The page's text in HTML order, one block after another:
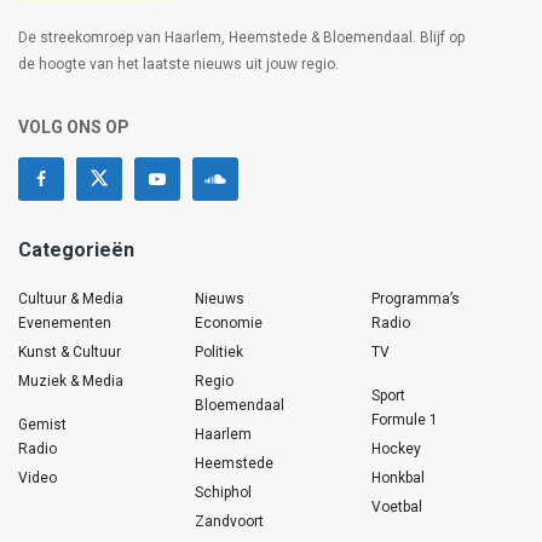
De streekomroep van Haarlem, Heemstede & Bloemendaal. Blijf op
de hoogte van het laatste nieuws uit jouw regio.
VOLG ONS OP
Categorieën
Cultuur & Media
Evenementen
Kunst & Cultuur
Muziek & Media
Gemist
Radio
Video
Nieuws
Economie
Politiek
Regio
Bloemendaal
Haarlem
Heemstede
Schiphol
Zandvoort
Programma’s
Radio
TV
Sport
Formule 1
Hockey
Honkbal
Voetbal